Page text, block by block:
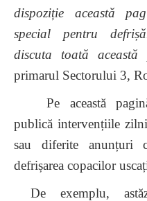
dispoziție această
special pentru
discuta toată această
primarul Sectorului 3,
Pe această
publică intervențiile
sau diferite anunțuri
defrișarea copacilor
De exemplu,